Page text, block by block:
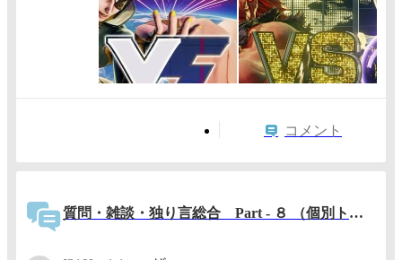
コメント
質問・雑談・独り言総合 Part - ８ （個別トピックで対応できない質問・雑談・独り言）